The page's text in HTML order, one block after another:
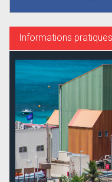
Informations pratiques